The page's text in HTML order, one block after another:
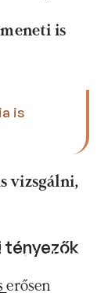
is
is
tényezők
erősen